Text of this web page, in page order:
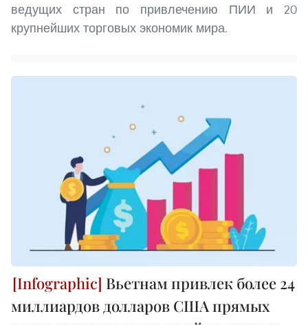
ведущих стран по привлечению ПИИ и 20
крупнейших торговых экономик мира.
Вьетнам привлек более 24
миллиардов долларов США прямых